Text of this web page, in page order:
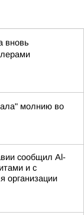
вновь
молнию во
сообщил Al-
и с
организации